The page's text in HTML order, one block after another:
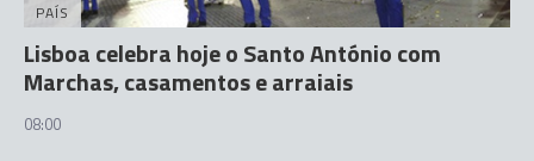
PAÍS
Lisboa celebra hoje o Santo António com
Marchas, casamentos e arraiais
08:00